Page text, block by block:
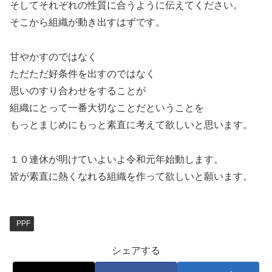
そしてそれぞれの性質に合うように伝えてください。
そこから組織が動き出すはずです。
甘やかすのではなく
ただただ好条件を出すのではなく
思いのすり合わせをすることが
組織にとって一番大切なことだということを
もっとまじめにもっと素直に考えて欲しいと思います。
１０連休が明けていよいよ令和元年始動します。
皆が素直に熱くなれる組織を作って欲しいと願います。
PPF
シェアする